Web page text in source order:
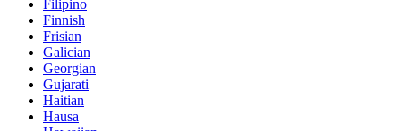
Filipino
Finnish
Frisian
Galician
Georgian
Gujarati
Haitian
Hausa